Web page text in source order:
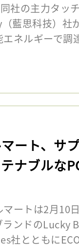
社の主力タッ
藍思科技）社
ネルギーで調
ート、サ
ナブルな
ートは2月10
ランドのLucky
社とともに